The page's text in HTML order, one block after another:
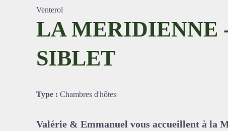
Venterol
LA MERIDIENNE
SIBLET
Type : Chambres d'hôtes
Valérie & Emmanuel vous accueillent à la